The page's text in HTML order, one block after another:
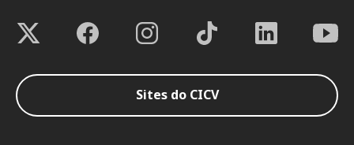
Sites do CICV